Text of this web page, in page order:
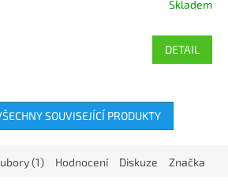
Skladem
DETAIL
SOUVISEJÍCÍ PRODUKTY
(1) Hodnocení Diskuze Značka